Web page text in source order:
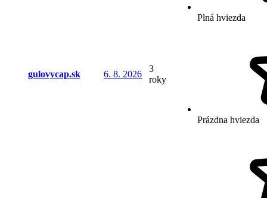
gulovycap.sk 6. 8. 2026
3
roky
Plná hviezda
Prázdna hviezda